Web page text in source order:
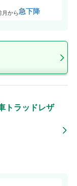
月から急下降
トラッドレザ